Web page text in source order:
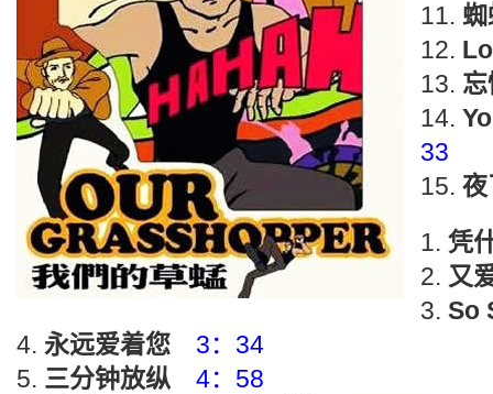
蜘
33
夜
凭
又
So
永远爱着您
3：34
三分钟放纵
4：58